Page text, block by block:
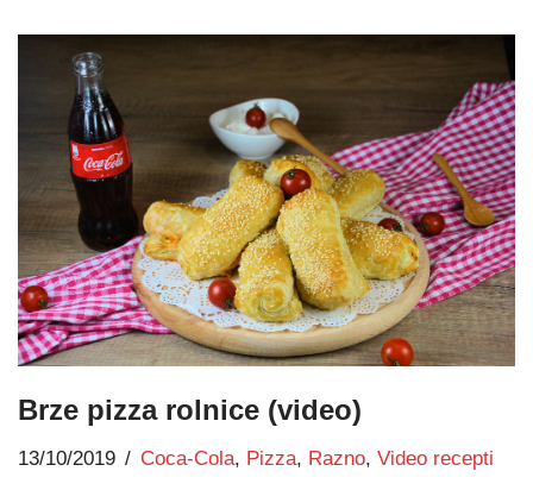
Brze pizza rolnice (video)
13/10/2019 Coca-Cola, Pizza, Razno, Video recepti